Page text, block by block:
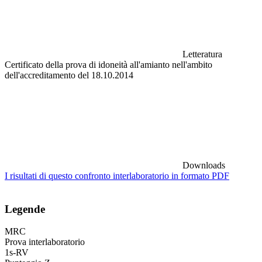
Letteratura
Certificato della prova di idoneità all'amianto nell'ambito
dell'accreditamento del 18.10.2014
Downloads
I risultati di questo confronto interlaboratorio in formato PDF
Legende
MRC
Prova interlaboratorio
1s-RV